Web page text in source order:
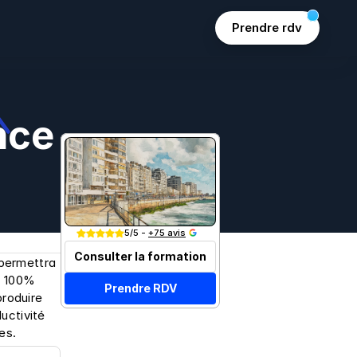
Join 15k+ marketers
5/5 - +75 avis
Consulter la formation
Prendre RDV
Prendre rdv